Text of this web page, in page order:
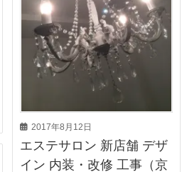
2017年8月12日
エステサロン 新店舗 デザ
イン 内装・改修 工事（京